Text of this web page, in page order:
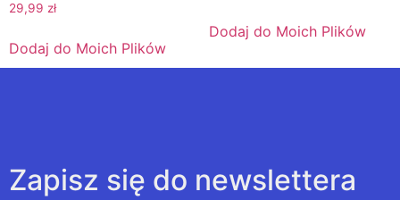
29,99 zł
Dodaj do Moich Plików
Dodaj do Moich Plików
Zapisz się do newslettera